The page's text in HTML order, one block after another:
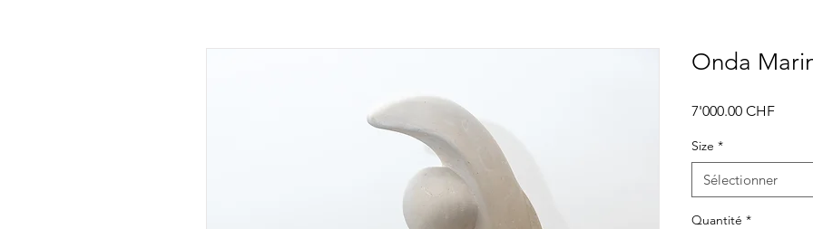
Onda
7'000.00 CHFPrix
Size *
Sélectionner
Quantité *